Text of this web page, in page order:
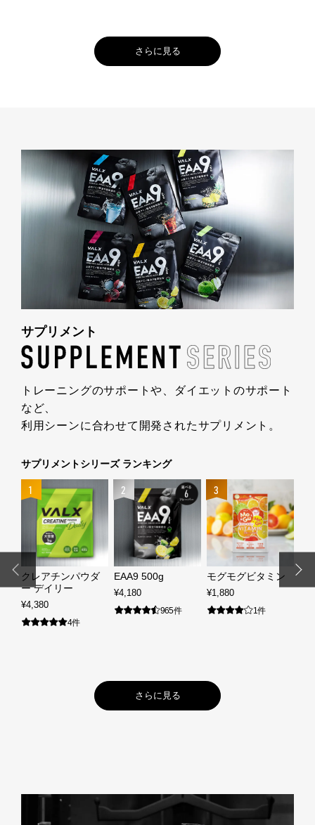
さらに見る
サプリメント
トレーニングのサポートや、
ダイエットのサポート
など、
利用シーンに合わせて開発されたサプリメント。
サプリメントシリーズ ランキング
1
クレアチンパウダ
ー デイリー
¥4,380
4件
2
EAA9 500g
¥4,180
965件
3
モグモグビタミン
¥1,880
1件
さらに見る